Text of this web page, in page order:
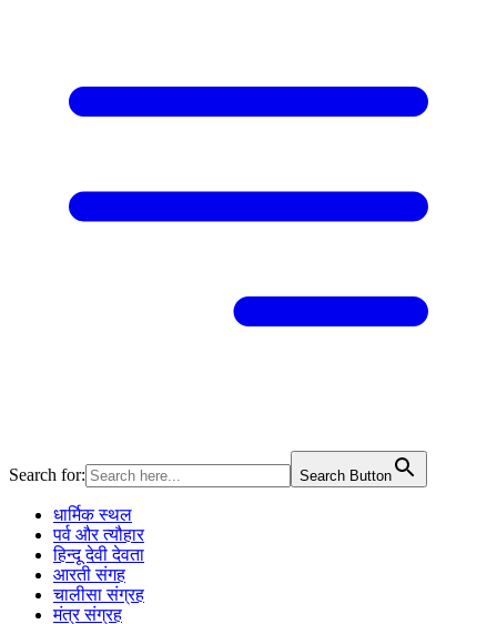
Search for: Search Button
धार्मिक स्थल
पर्व और त्यौहार
हिन्दू देवी देवता
आरती संगह
चालीसा संग्रह
मंत्र संग्रह